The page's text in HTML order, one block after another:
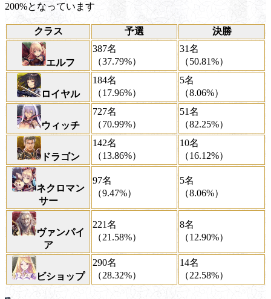
200%となっています
クラス 予選 決勝
エルフ
387名
（37.79%）
31名
（50.81%）
ロイヤル
184名
（17.96%）
5名
（8.06%）
ウィッチ
727名
（70.99%）
51名
（82.25%）
ドラゴン
142名
（13.86%）
10名
（16.12%）
ネクロマン
サー
97名
（9.47%）
5名
（8.06%）
ヴァンパイ
ア
221名
（21.58%）
8名
（12.90%）
ビショップ
290名
（28.32%）
14名
（22.58%）